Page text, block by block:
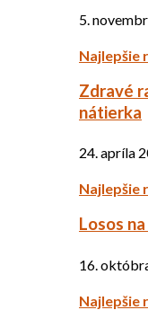
5.
Najlepšie
Zdravé
nátierka
24. apríla
Najlepšie
Losos
16.
Najlepšie